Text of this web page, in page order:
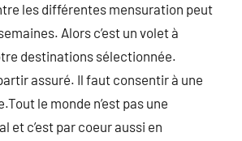
les différentes mensuration peut
Alors c’est un volet à
destinations sélectionnée.
assuré. Il faut consentir à une
le monde n’est pas une
et c’est par coeur aussi en